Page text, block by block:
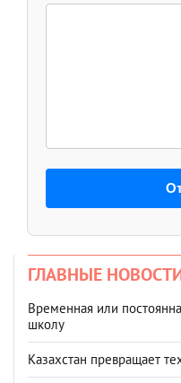
ГЛАВНЫЕ
Временная или
школу
Казахстан превращает